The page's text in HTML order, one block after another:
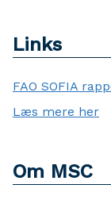
Links
FAO SOFIA
Læs mere her
Om MSC